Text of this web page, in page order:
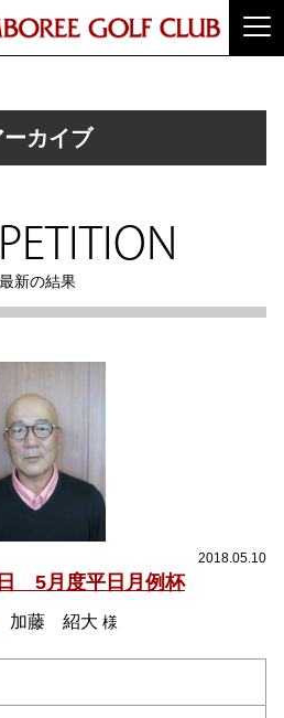
ーカイブ
最新の結果
2018.05.10
5月度平日月例杯
藤 紹大 様